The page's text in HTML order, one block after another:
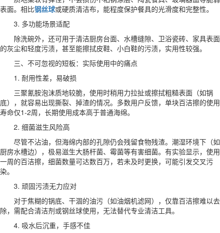
表面。相比钢丝球或硬质清洁布，能程度保护餐具的光滑度和完整性。
3. 多功能场景适配
除洗碗外，还可用于清洁厨房台面、水槽缝隙、卫浴瓷砖、家具表面
的灰尘和轻度污渍，甚至能擦拭皮鞋、小白鞋的污渍，实用性较强。
三、不可忽视的短板：实际使用中的痛点
1. 耐用性差，易破损
三聚氰胺泡沫质地较脆，使用时稍用力拉扯或擦拭粗糙表面（如锅
底），就容易出现撕裂、掉渣的情况。多数用户反馈，单块百洁擦的使用
寿命仅1-2周，长期使用成本高于普通海绵。
2. 细菌滋生风险高
尽管不沾油，但海绵内部的孔隙仍会残留食物残渣。潮湿环境下（如
厨房水槽边），极易滋生大肠杆菌、霉菌等有害细菌。有实验显示，使用
一周的百洁擦，细菌数量可达数百万，若未及时更换，可能引发交叉污
染。
3. 顽固污渍无力应对
对于焦糊的锅底、干涸的油污（如油烟机滤网），仅靠百洁擦难以去
除，需配合清洁剂或钢丝球使用，无法替代专业清洁工具。
4. 吸水后沉重，手感不佳